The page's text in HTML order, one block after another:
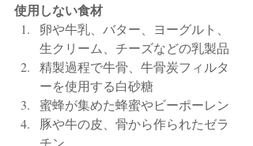
使用しない食材
卵や牛乳、バター、ヨーグルト、
生クリーム、チーズなどの乳製品
精製過程で牛骨、牛骨炭フィルタ
ーを使用する白砂糖
蜜蜂が集めた蜂蜜やビーポーレン
豚や牛の皮、骨から作られたゼラ
チン